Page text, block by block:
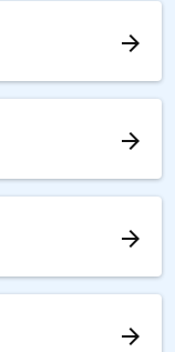
arrow_forward
arrow_forward
arrow_forward
arrow_forward